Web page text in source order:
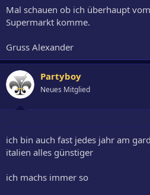
Mal schauen ob ich überhaupt
Supermarkt komme.
Gruss Alexander
Partyboy
Neues Mitglied
ich bin auch fast jedes jahr am
italien alles günstiger
ich machs immer so